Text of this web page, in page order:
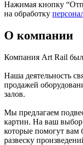
Нажимая кнопку
на обработку
О компании
Компания Art Rail
Наша деятельность
продажей
залов.
Мы предлагаем
картин. На ваш
которые помогут вам
развеску